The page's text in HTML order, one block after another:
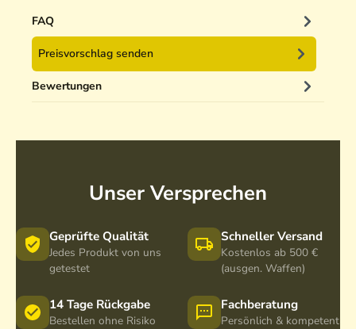
FAQ
Preisvorschlag senden
Bewertungen
Unser Versprechen
Geprüfte Qualität
Jedes Produkt von uns
getestet
Schneller Versand
Kostenlos ab 500 €
(ausgen. Waffen)
14 Tage Rückgabe
Bestellen ohne Risiko
Fachberatung
Persönlich & kompetent